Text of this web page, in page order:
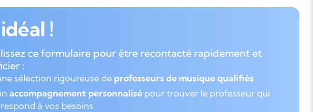
!
ce formulaire pour être recontacté rapidement et
:
sélection rigoureuse de professeurs de musique qualifiés
accompagnement personnalisé pour trouver le professeur qui
à vos besoins